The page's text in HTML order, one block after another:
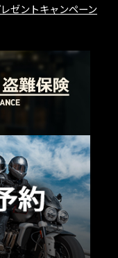
ゼントキャンペーン